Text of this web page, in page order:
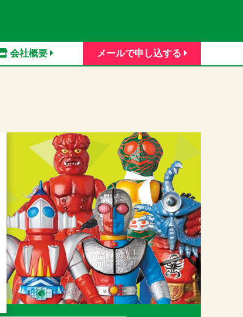
会社概要 メールで申し込する